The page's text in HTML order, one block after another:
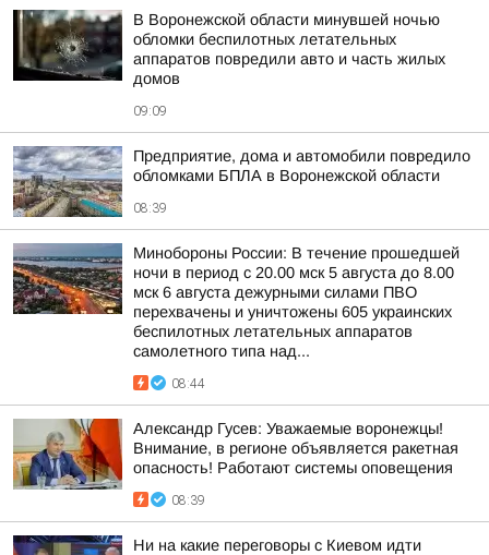
В Воронежской области минувшей ночью
обломки беспилотных летательных
аппаратов повредили авто и часть жилых
домов
09:09
Предприятие, дома и автомобили повредило
обломками БПЛА в Воронежской области
08:39
Минобороны России: В течение прошедшей
ночи в период с 20.00 мск 5 августа до 8.00
мск 6 августа дежурными силами ПВО
перехвачены и уничтожены 605 украинских
беспилотных летательных аппаратов
самолетного типа над...
08:44
Александр Гусев: Уважаемые воронежцы!
Внимание, в регионе объявляется ракетная
опасность! Работают системы оповещения
08:39
Ни на какие переговоры с Киевом идти